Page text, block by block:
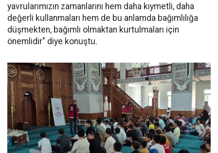
yavrularımızın zamanlarını hem daha kıymetli, daha
değerli kullanmaları hem de bu anlamda bağımlılığa
düşmekten, bağımlı olmaktan kurtulmaları için
önemlidir" diye konuştu.